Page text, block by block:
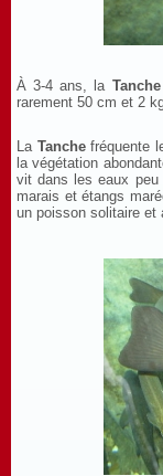
À 3-4 ans, la Tanche
rarement 50 cm et 2
La Tanchefréquente
la végétation
vit dans les eaux peu
marais et étangs
un poisson solitaire et